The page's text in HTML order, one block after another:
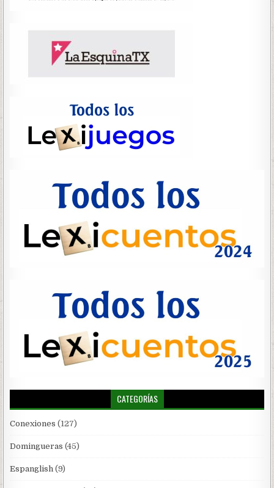
CATEGORÍAS
Conexiones (127)
Domingueras (45)
Espanglish (9)